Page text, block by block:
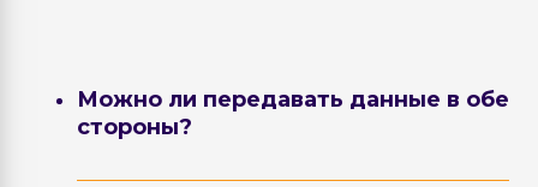
Можно ли передавать данные в обе
стороны?